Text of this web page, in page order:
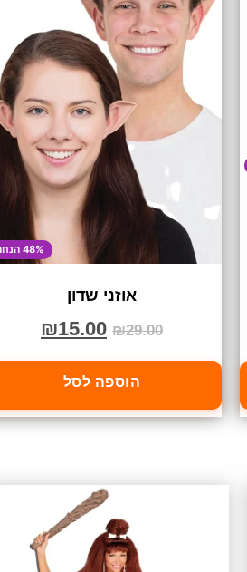
48% הנחה
אוזני שדון
₪29.00
₪15.00
הוספה לסל